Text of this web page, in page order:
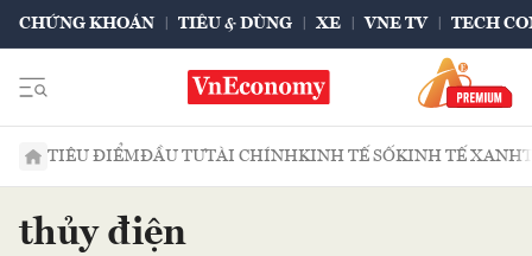
CHỨNG KHOÁN TIÊU & DÙNG XE VNE TV TECH
TIÊU ĐIỂMĐẦU TƯTÀI CHÍNHKINH TẾ SỐKINH TẾ XANH
thủy điện